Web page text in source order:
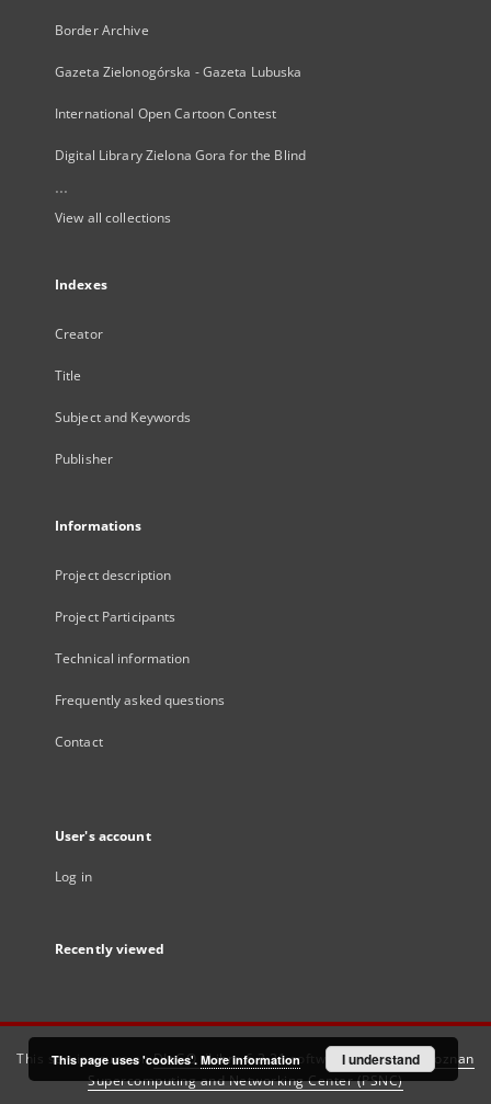
Border Archive
Gazeta Zielonogórska - Gazeta Lubuska
International Open Cartoon Contest
Digital Library Zielona Gora for the Blind
...
View all collections
Indexes
Creator
Title
Subject and Keywords
Publisher
Informations
Project description
Project Participants
Technical information
Frequently asked questions
Contact
User's account
Log in
Recently viewed
This service runs onDInGO dLibra 6.3.21software created by
Poznan
Supercomputing and Networking Center (PSNC)
This page uses 'cookies'. More information I understand